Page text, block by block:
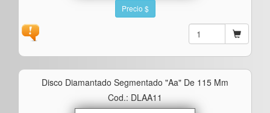
Precio $
Disco Diamantado Segmentado "aa" De 115 Mm
Cod.: DLAA11